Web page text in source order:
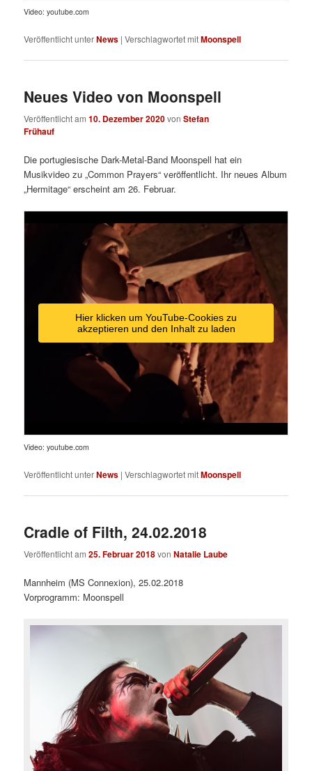
Video: youtube.com
Veröffentlicht unterNews |Verschlagwortet mitMoonspell
Neues Video von Moonspell
Veröffentlicht am10. Dezember 2020vonStefan
Frühauf
Die portugiesische Dark-Metal-Band Moonspell hat ein
Musikvideo zu „Common Prayers“ veröffentlicht. Ihr neues Album
„Hermitage“ erscheint am 26. Februar.
Hier klicken um YouTube-Cookies zu
akzeptieren und den Inhalt zu laden
Video: youtube.com
Veröffentlicht unterNews |Verschlagwortet mitMoonspell
Cradle of Filth, 24.02.2018
Veröffentlicht am25. Februar 2018vonNatalie Laube
Mannheim (MS Connexion), 25.02.2018
Vorprogramm: Moonspell